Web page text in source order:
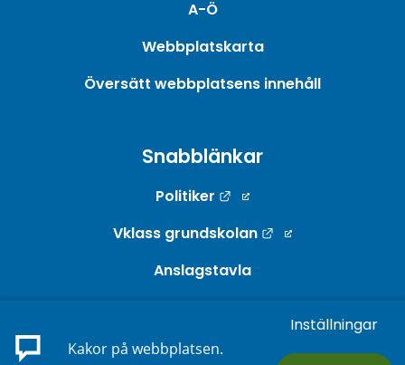
A-Ö
Webbplatskarta
Översätt webbplatsens innehåll
Snabblänkar
Politiker
Länk till annan
Vklass grundskolan
Länk till annan
Anslagstavla
E-tjänster
Kakor på webbplatsen.
Inställningar